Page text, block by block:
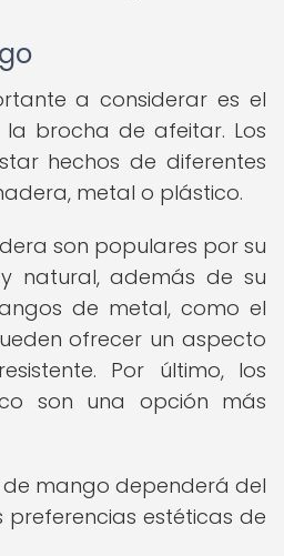
a considerar es el
brocha de afeitar. Los
hechos de diferentes
metal o plástico.
son populares por su
natural, además de su
de metal, como el
ofrecer un aspecto
Por último, los
son una opción más
mango dependerá del
preferencias estéticas de